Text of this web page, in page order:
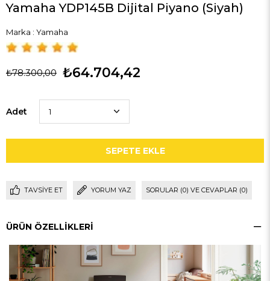
Yamaha YDP145B Dijital Piyano (Siyah)
Marka : Yamaha
₺78.300,00 ₺64.704,42
Adet
TAVSIYE ET YORUM YAZ SORULAR (0) VE CEVAPLAR (0)
ÜRÜN ÖZELLIKLERI